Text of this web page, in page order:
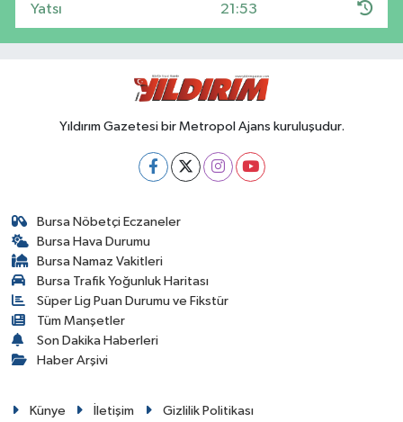
Yatsı 21:53
Yıldırım Gazetesi bir Metropol Ajans kuruluşudur.
Bursa Nöbetçi Eczaneler
Bursa Hava Durumu
Bursa Namaz Vakitleri
Bursa Trafik Yoğunluk Haritası
Süper Lig Puan Durumu ve Fikstür
Tüm Manşetler
Son Dakika Haberleri
Haber Arşivi
Künye İletişim
Gizlilik Politikası